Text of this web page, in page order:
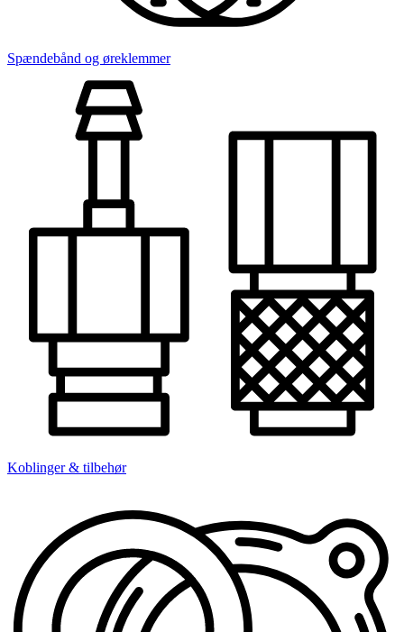
Spændebånd og øreklemmer
Koblinger & tilbehør